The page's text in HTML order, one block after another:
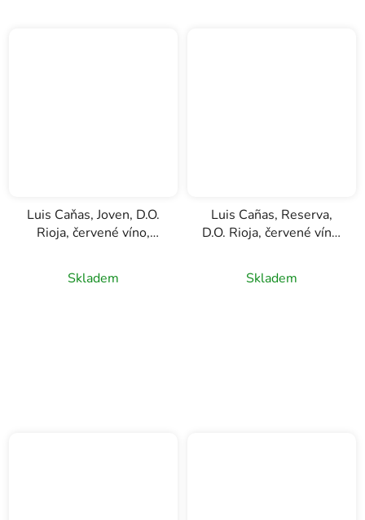
Luis Caňas, Joven, D.O.
Rioja, červené víno,
Skladem
Luis Cañas, Reserva,
D.O. Rioja, červené víno,
Skladem